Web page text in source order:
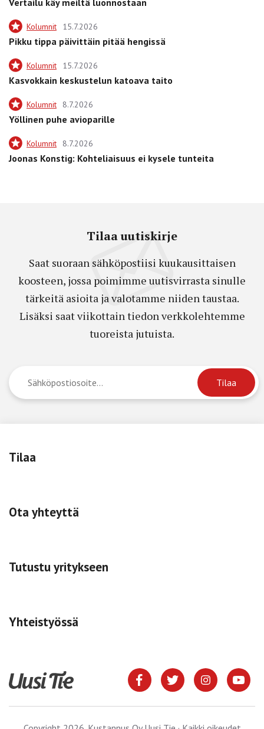
Kolumnit 15.7.2026
Pikku tippa päivittäin pitää hengissä
Kolumnit 15.7.2026
Kasvokkain keskustelun katoava taito
Kolumnit 8.7.2026
Yöllinen puhe avioparille
Kolumnit 8.7.2026
Joonas Konstig: Kohteliaisuus ei kysele tunteita
Tilaa uutiskirje
Saat suoraan sähköpostiisi kuukausittaisen
koosteen, jossa poimimme uutisvirrasta sinulle
tärkeitä asioita ja valotamme niiden taustaa.
Lisäksi saat viikottain tiedon verkkolehtemme
tuoreista jutuista.
Tilaa
Ota yhteyttä
Tutustu yritykseen
Yhteistyössä